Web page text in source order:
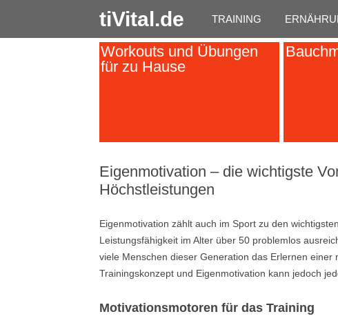
tiVital.de TRAINING
Workouts und Übungen
für zu Hause
Eigenmotivation – die wichtigste
Höchstleistungen
Eigenmotivation zählt auch im Sport zu den
Leistungsfähigkeit im Alter über 50 problemlos
viele Menschen dieser Generation das Erlernen
Trainingskonzept und Eigenmotivation kann jedoch
Motivationsmotoren für das Training